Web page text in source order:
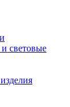
световые